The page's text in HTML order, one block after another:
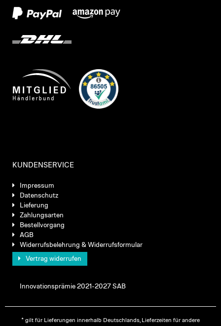
KUNDENSERVICE
Impressum
Datenschutz
Lieferung
Zahlungsarten
Bestellvorgang
AGB
Widerrufsbelehrung & Widerrufsformular
Vertrag widerrufen
Innovationsprämie 2021-2027 SAB
* gilt für Lieferungen innerhalb Deutschlands, Lieferzeiten für andere